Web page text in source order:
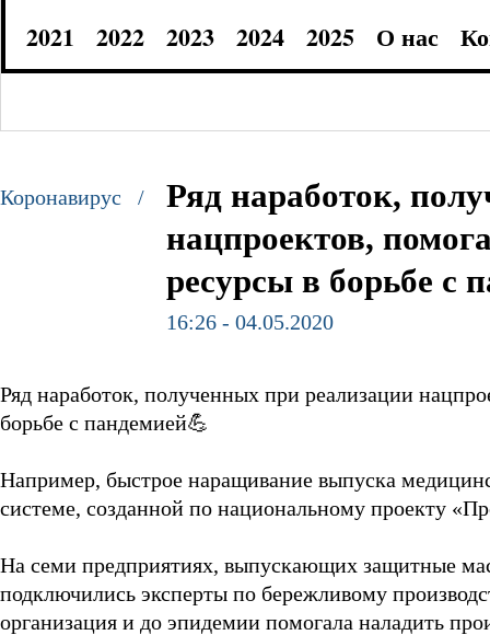
2021
2022 2023 2024 2025 О нас
Коронавирус /
Ряд наработок,
нацпроектов,
ресурсы в борьбе с
16:26 - 04.05.2020
Ряд наработок, полученных при реализации
борьбе с пандемией💪
Например, быстрое наращивание выпуска
системе, созданной по национальному проекту
На семи предприятиях, выпускающих защитные
подключились эксперты по бережливому
организация и до эпидемии помогала наладить